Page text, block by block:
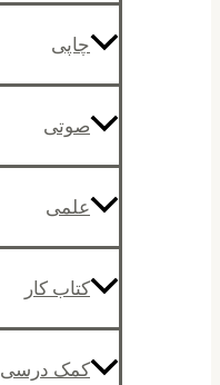
چاپی
صوتی
علمی
کتاب کار
کمک درسی